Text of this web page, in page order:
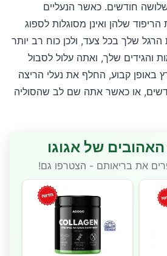
חודשים. כאשר הנעליים
שלהן ואינן מסוגלות לספוג
שלך בכל צעד, ולכן כוח רב יותר
והגידים שלך, ואתה עלול לסבול
באופן קבוע, החלף את נעלי הריצה
או כאשר אתה שם לב שהסוליה
של אגוגו
את בריאותם - הצטרפו גם!